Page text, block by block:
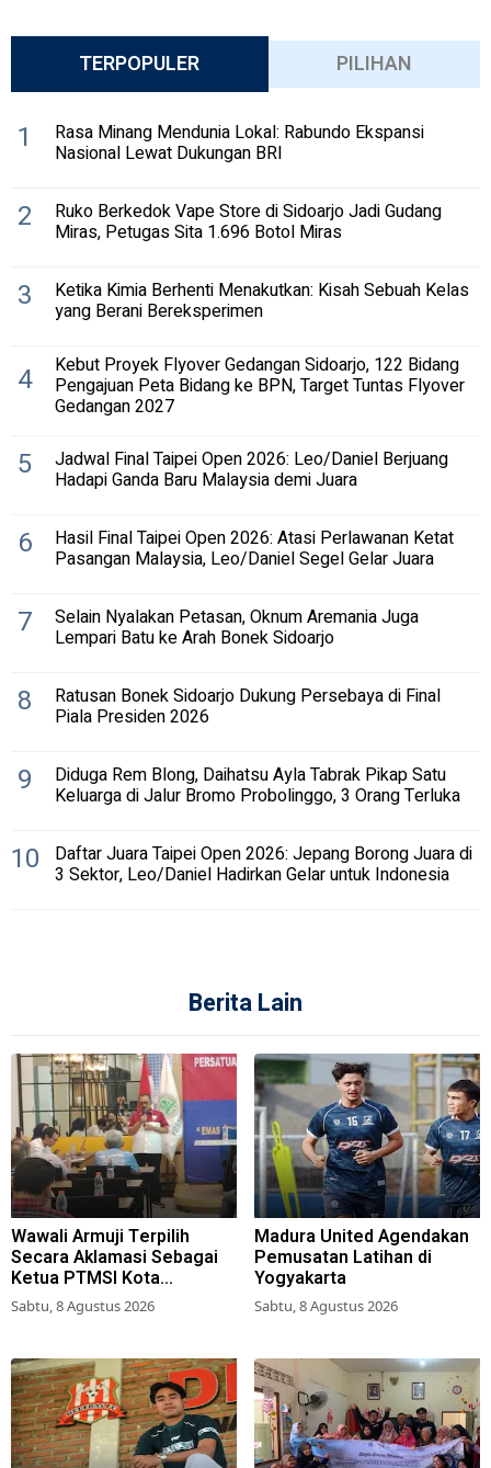
TERPOPULER PILIHAN
1 Rasa Minang Mendunia Lokal: Rabundo Ekspansi
Nasional Lewat Dukungan BRI
2 Ruko Berkedok Vape Store di Sidoarjo Jadi Gudang
Miras, Petugas Sita 1.696 Botol Miras
3 Ketika Kimia Berhenti Menakutkan: Kisah Sebuah Kelas
yang Berani Bereksperimen
4 Kebut Proyek Flyover Gedangan Sidoarjo, 122 Bidang
Pengajuan Peta Bidang ke BPN, Target Tuntas Flyover
Gedangan 2027
5 Jadwal Final Taipei Open 2026: Leo/Daniel Berjuang
Hadapi Ganda Baru Malaysia demi Juara
6 Hasil Final Taipei Open 2026: Atasi Perlawanan Ketat
Pasangan Malaysia, Leo/Daniel Segel Gelar Juara
7 Selain Nyalakan Petasan, Oknum Aremania Juga
Lempari Batu ke Arah Bonek Sidoarjo
8 Ratusan Bonek Sidoarjo Dukung Persebaya di Final
Piala Presiden 2026
9 Diduga Rem Blong, Daihatsu Ayla Tabrak Pikap Satu
Keluarga di Jalur Bromo Probolinggo, 3 Orang Terluka
10 Daftar Juara Taipei Open 2026: Jepang Borong Juara di
3 Sektor, Leo/Daniel Hadirkan Gelar untuk Indonesia
Berita Lain
Wawali Armuji Terpilih
Secara Aklamasi Sebagai
Ketua PTMSI Kota
Surabaya
Sabtu, 8 Agustus 2026
Madura United Agendakan
Pemusatan Latihan di
Yogyakarta
Sabtu, 8 Agustus 2026